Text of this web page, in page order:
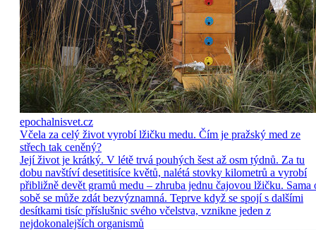
epochalnisvet.cz
Včela za celý život vyrobí lžičku medu. Čím je pražský med ze
střech tak ceněný?
Její život je krátký. V létě trvá pouhých šest až osm týdnů. Za tu
dobu navštíví desetitisíce květů, nalétá stovky kilometrů a vyrobí
přibližně devět gramů medu – zhruba jednu čajovou lžičku. Sama
sobě se může zdát bezvýznamná. Teprve když se spojí s dalšími
desítkami tisíc příslušnic svého včelstva, vznikne jeden z
nejdokonalejších organismů